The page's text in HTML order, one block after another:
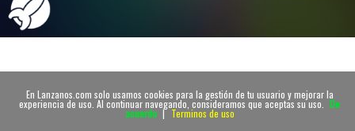
En Lanzanos.com solo usamos cookies para la gestión de tu usuario y mejorar la
experiencia de uso. Al continuar navegando, consideramos que aceptas su uso. De
acuerdo | Terminos de uso